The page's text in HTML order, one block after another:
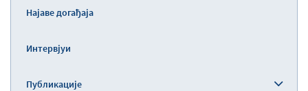
Најаве догађаја
Интервјуи
Публикације